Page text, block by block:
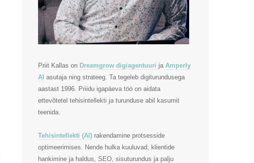
Priit Kallas on Dreamgrow digiagentuuri ja Amperly
AI asutaja ning strateeg. Ta tegeleb digiturundusega
aastast 1996. Priidu igapäeva töö on aidata
ettevõtetel tehisintellekti ja turunduse abil kasumit
teenida.
Tehisintellekti (AI) rakendamine protsesside
optimeerimises. Nende hulka kuuluvad, klientide
hankimine ja haldus, SEO, sisuturundus ja palju